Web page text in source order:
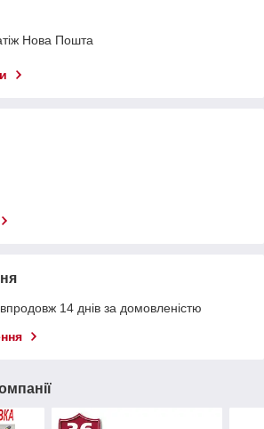
Нова Пошта
14 днів за домовленістю